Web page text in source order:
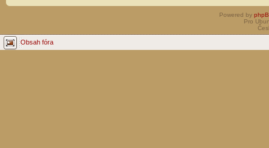
Powered by
Pro
Obsah fóra